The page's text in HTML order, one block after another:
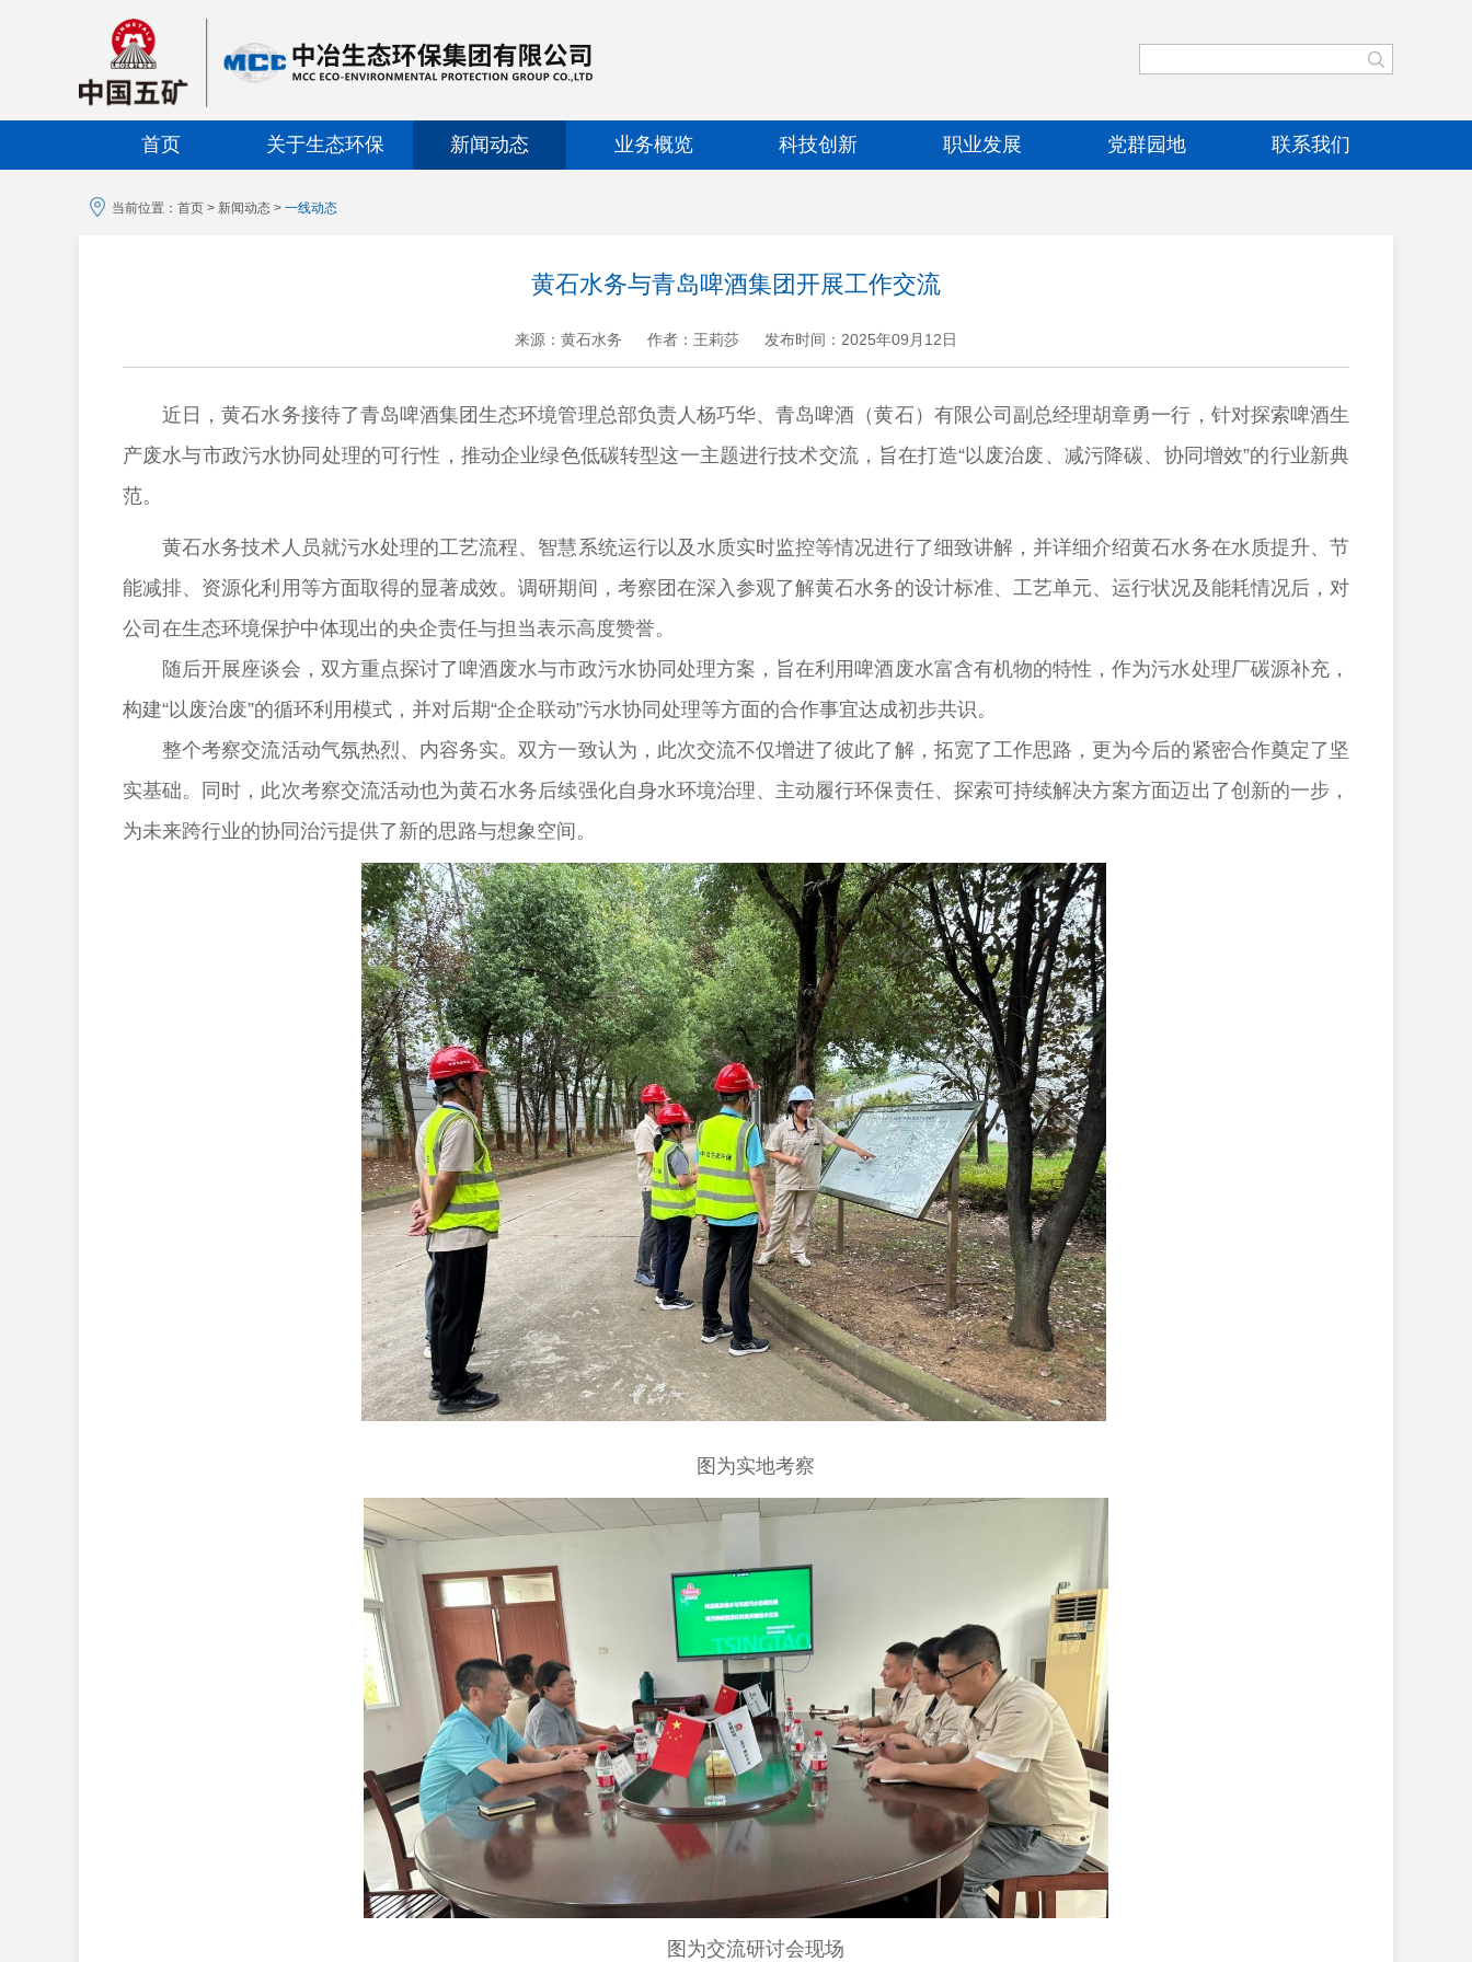
首页 关于生态环保 新闻动态 业务概览 科技创新 职业发展 党群园地 联系我们
当前位置： 首页 > 新闻动态 > 一线动态
黄石水务与青岛啤酒集团开展工作交流
来源：黄石水务 作者：王莉莎 发布时间：2025年09月12日
+ -
近日，黄石水务接待了青岛啤酒集团生态环境管理总部负责人杨巧华、青岛啤酒（黄石）有限公司副总经理胡章勇一行，针对探索啤酒生
产废水与市政污水协同处理的可行性，推动企业绿色低碳转型这一主题进行技术交流，旨在打造“以废治废、减污降碳、协同增效”的行业新典
范。
黄石水务技术人员就污水处理的工艺流程、智慧系统运行以及水质实时监控等情况进行了细致讲解，并详细介绍黄石水务在水质提升、节
能减排、资源化利用等方面取得的显著成效。调研期间，考察团在深入参观了解黄石水务的设计标准、工艺单元、运行状况及能耗情况后，对
公司在生态环境保护中体现出的央企责任与担当表示高度赞誉。
随后开展座谈会，双方重点探讨了啤酒废水与市政污水协同处理方案，旨在利用啤酒废水富含有机物的特性，作为污水处理厂碳源补充，
构建“以废治废”的循环利用模式，并对后期“企企联动”污水协同处理等方面的合作事宜达成初步共识。
整个考察交流活动气氛热烈、内容务实。双方一致认为，此次交流不仅增进了彼此了解，拓宽了工作思路，更为今后的紧密合作奠定了坚
实基础。同时，此次考察交流活动也为黄石水务后续强化自身水环境治理、主动履行环保责任、探索可持续解决方案方面迈出了创新的一步，
为未来跨行业的协同治污提供了新的思路与想象空间。
图为实地考察
图为交流研讨会现场